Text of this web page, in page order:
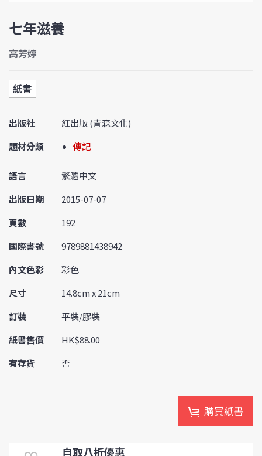
七年滋養
高芳婷
紙書
出版社
紅出版 (青森文化)
題材分類
傳記
語言
繁體中文
出版日期
2015-07-07
頁數
192
國際書號
9789881438942
內文色彩
彩色
尺寸
14.8cm x 21cm
訂裝
平裝/膠裝
紙書售價
HK$88.00
有存貨
否
購買紙書
自取八折優惠